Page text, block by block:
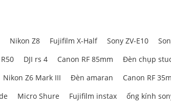
Nikon Z8 Fujifilm X-Half Sony ZV-E10
DJI rs 4 Canon RF 85mm Đèn chụp
Nikon Z6 Mark III Đèn amaran Canon RF
Micro Shure Fujifilm instax ống kính